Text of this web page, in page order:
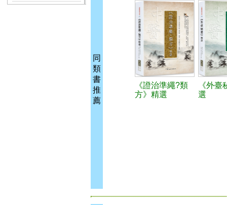
同
類
書
推
薦
《證治準繩?類
方》精選
《外臺
選